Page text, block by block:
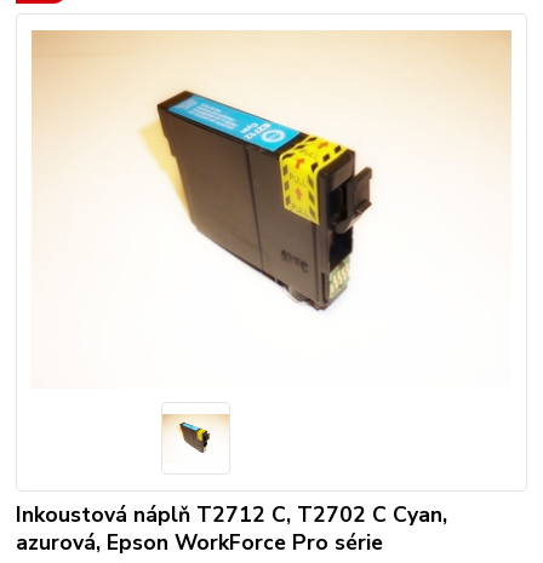
Inkoustová náplň T2712 C, T2702 C Cyan,
azurová, Epson WorkForce Pro série